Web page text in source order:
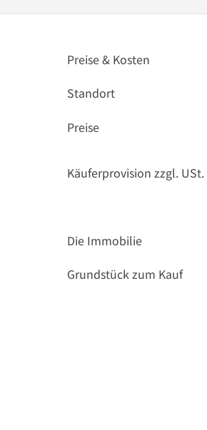
Preise & Kosten
Standort
Preise
Käuferprovision zzgl. USt.
Die Immobilie
Grundstück zum Kauf